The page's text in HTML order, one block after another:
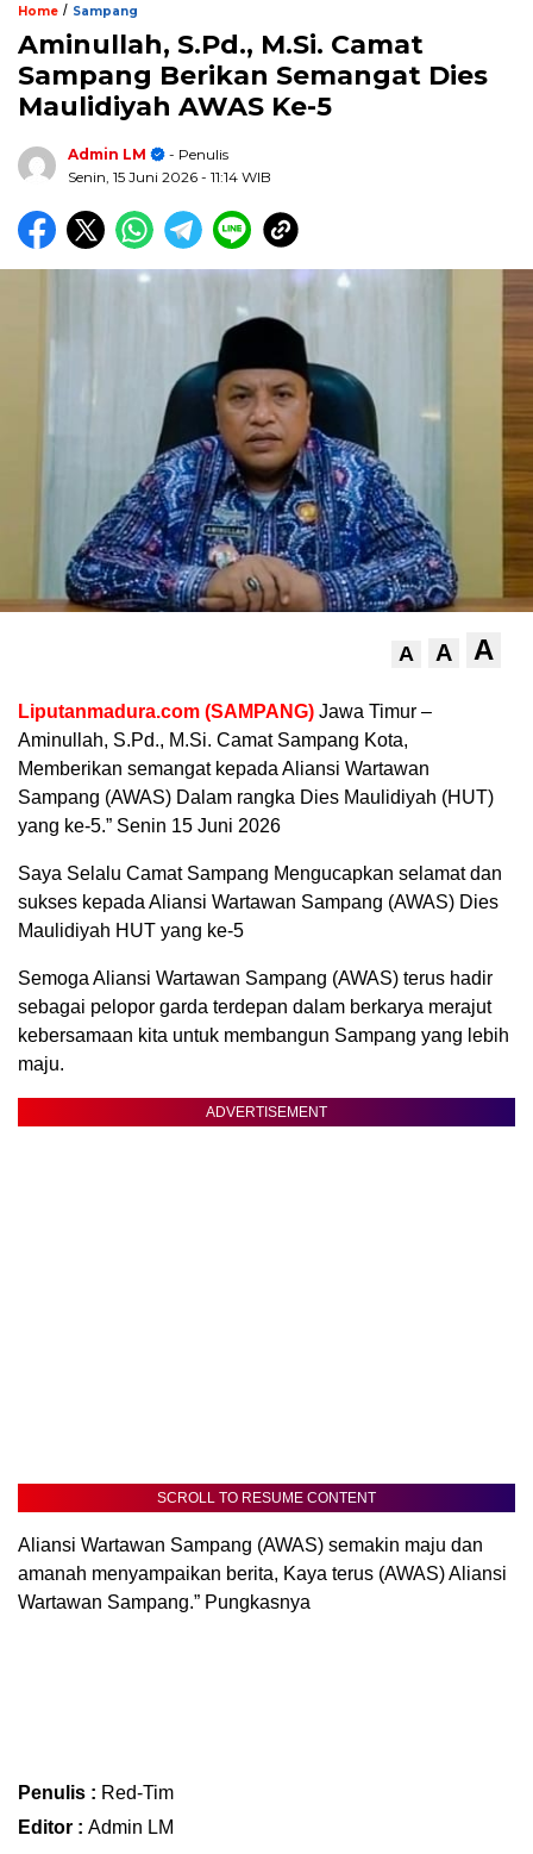
Home / Sampang
Aminullah, S.Pd., M.Si. Camat
Sampang Berikan Semangat Dies
Maulidiyah AWAS Ke-5
Admin LM
- Penulis
Senin, 15 Juni 2026 - 11:14 WIB
A A A
Liputanmadura.com (SAMPANG) Jawa Timur –
Aminullah, S.Pd., M.Si. Camat Sampang Kota,
Memberikan semangat kepada Aliansi Wartawan
Sampang (AWAS) Dalam rangka Dies Maulidiyah (HUT)
yang ke-5.” Senin 15 Juni 2026
Saya Selalu Camat Sampang Mengucapkan selamat dan
sukses kepada Aliansi Wartawan Sampang (AWAS) Dies
Maulidiyah HUT yang ke-5
Semoga Aliansi Wartawan Sampang (AWAS) terus hadir
sebagai pelopor garda terdepan dalam berkarya merajut
kebersamaan kita untuk membangun Sampang yang lebih
maju.
ADVERTISEMENT
SCROLL TO RESUME CONTENT
Aliansi Wartawan Sampang (AWAS) semakin maju dan
amanah menyampaikan berita, Kaya terus (AWAS) Aliansi
Wartawan Sampang.” Pungkasnya
Penulis : Red-Tim
Editor : Admin LM